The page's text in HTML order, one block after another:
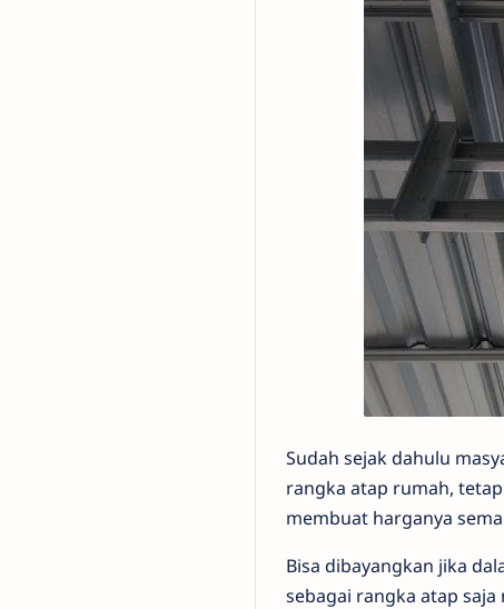
Sudah sejak dahulu
rangka atap rumah,
membuat harganya
Bisa dibayangkan jika
sebagai rangka atap